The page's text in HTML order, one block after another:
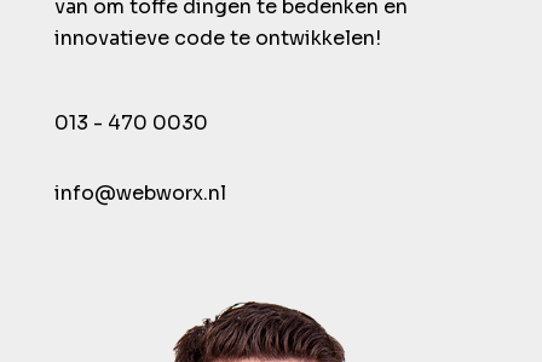
van om toffe dingen te bedenken en
innovatieve code te ontwikkelen!
013 - 470 0030
info@webworx.nl